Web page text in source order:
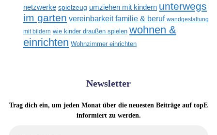
netzwerke spielzeug umziehen mit kindern unterwegs
im garten vereinbarkeit familie & beruf wandgestaltung
mit bildern wie kinder draußen spielen wohnen &
einrichten Wohnzimmer einrichten
Newsletter
Trag dich ein, um jeden Monat über die neuesten Beiträge auf topE
informiert zu werden.